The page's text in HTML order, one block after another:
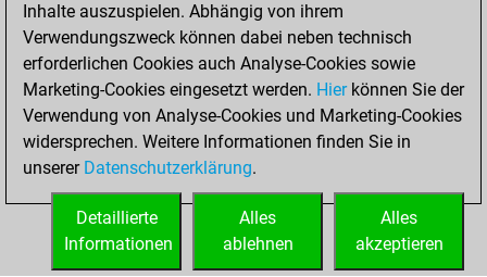
You had a best
sprint of 57 positions
Tactics
Donnerstag,
Oktober 26, 2023
You created
your Fritz account
Inhalte auszuspielen. Abhängig von ihrem
Verwendungszweck können dabei neben technisch
erforderlichen Cookies auch Analyse-Cookies sowie
Marketing-Cookies eingesetzt werden. Hierkönnen Sie der
Verwendung von Analyse-Cookies und Marketing-Cookies
widersprechen. Weitere Informationen finden Sie in
unserer Datenschutzerklärung.
Alles
akzeptieren
Alles
ablehnen
Detaillierte
Informationen